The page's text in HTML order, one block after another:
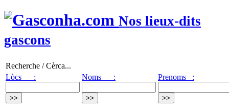
Nos lieux-dits
gascons
Recherche / Cèrca...
Lòcs :
Noms : Prenoms :